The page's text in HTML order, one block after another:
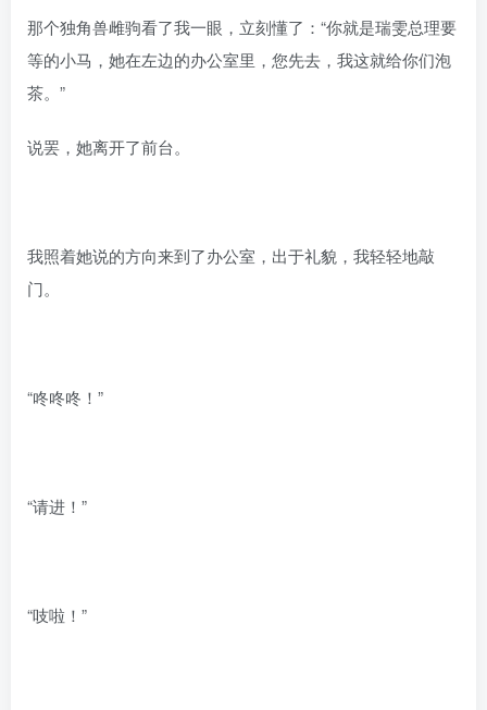
那个独角兽雌驹看了我一眼，立刻懂了：“你就是瑞雯总理要
等的小马，她在左边的办公室里，您先去，我这就给你们泡
茶。”
说罢，她离开了前台。
我照着她说的方向来到了办公室，出于礼貌，我轻轻地敲
门。
“咚咚咚！”
“请进！”
“吱啦！”